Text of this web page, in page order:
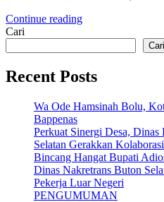
Continue reading
Cari
Cari
Recent Posts
Wa Ode Hamsinah Bolu,
Bappenas
Perkuat Sinergi Desa,
Selatan Gerakkan
Bincang Hangat Bupati
Dinas Nakretrans Buton
Pekerja Luar Negeri
PENGUMUMAN